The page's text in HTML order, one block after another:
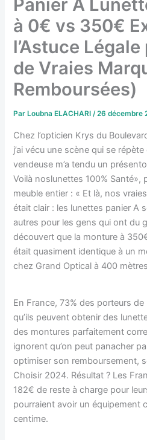
Panier A
à 0€ vs 350€
l’Astuce
de Vraies
Remboursées)
Par Loubna ELACHARI/26 décembre
Chez l’opticien Krys du
j’ai vécu une scène qui se
vendeuse m’a tendu un
Voilà noslunettes 100% Santé»,
meuble entier : « Et là, nos
était clair : les lunettes panier A
autres pour les gens qui ont du
découvert que la monture à
était quasiment identique à un
chez Grand Optical à 400
En France, 73% des porteurs
qu’ils peuvent obtenir des
des montures parfaitement
ignorent qu’on peut panacher
optimiser son remboursement,
Choisir 2024. Résultat ? Les
182€ de reste à charge pour
pourraient avoir un équipement
centime.